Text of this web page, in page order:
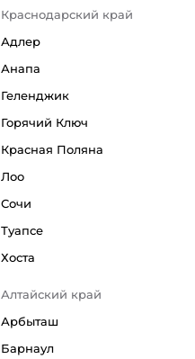
Краснодарский край
Адлер
Анапа
Геленджик
Горячий Ключ
Красная Поляна
Лоо
Сочи
Туапсе
Хоста
Алтайский край
Арбыташ
Барнаул